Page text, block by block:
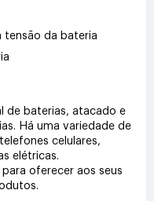
tensão da bateria
de baterias, atacado e
Há uma variedade de
celulares,
elétricas.
oferecer aos seus